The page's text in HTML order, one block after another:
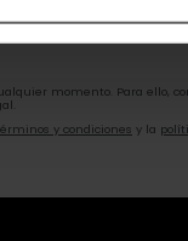
momento. Para ello,
y condiciones y la